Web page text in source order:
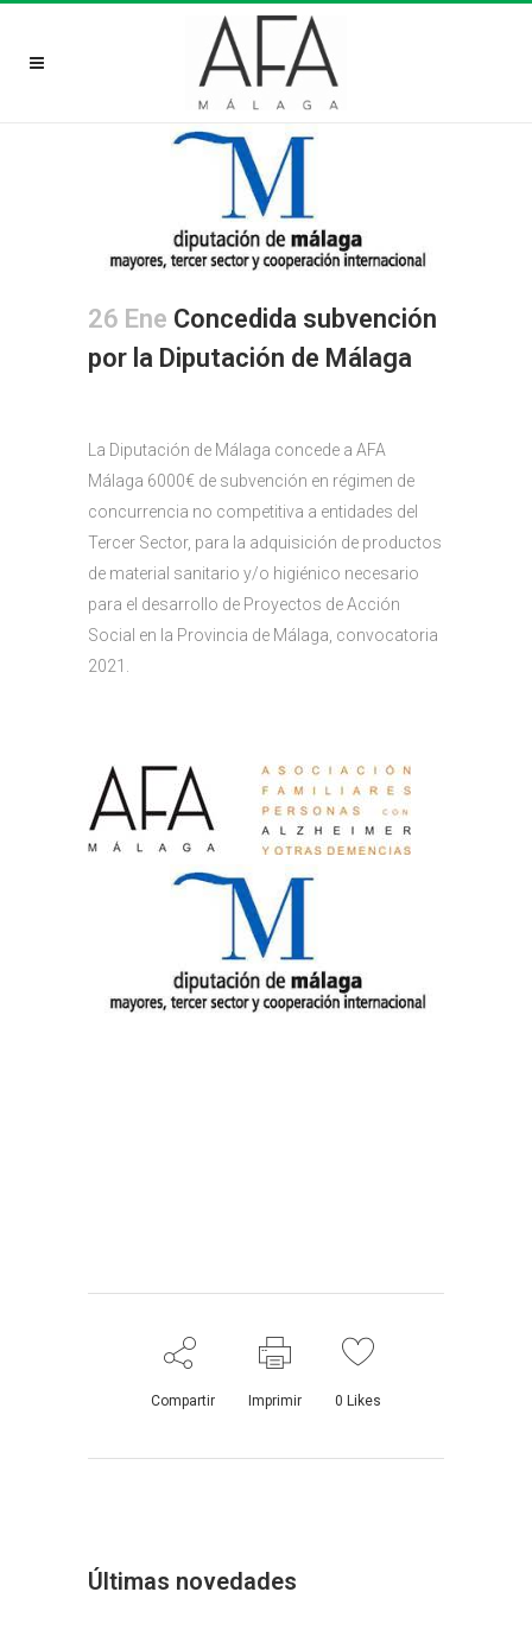
26 Ene Concedida subvención
por la Diputación de Málaga
La Diputación de Málaga concede a AFA
Málaga 6000€ de subvención en régimen de
concurrencia no competitiva a entidades del
Tercer Sector, para la adquisición de productos
de material sanitario y/o higiénico necesario
para el desarrollo de Proyectos de Acción
Social en la Provincia de Málaga, convocatoria
2021.
Compartir Imprimir 0 Likes
Últimas novedades